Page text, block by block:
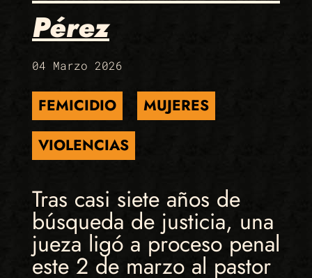
Pérez
04 Marzo 2026
FEMICIDIO
MUJERES
VIOLENCIAS
Tras casi siete años de
búsqueda de justicia, una
jueza ligó a proceso penal
este 2 de marzo al pastor